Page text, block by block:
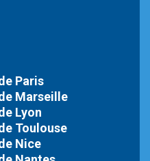
Paris
Marseille
Lyon
Toulouse
Nice